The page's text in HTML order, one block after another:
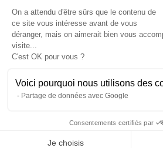
À propos
Conditions générales
Conditions générales
Services
On a attendu d'être sûrs que le contenu de
ce site vous intéresse avant de vous
déranger, mais on aimerait bien vous
visite...
C'est OK pour vous ?
Voici pourquoi nous utilisons des
Partage de données avec Google
Consentements certifiés par
Je choisis